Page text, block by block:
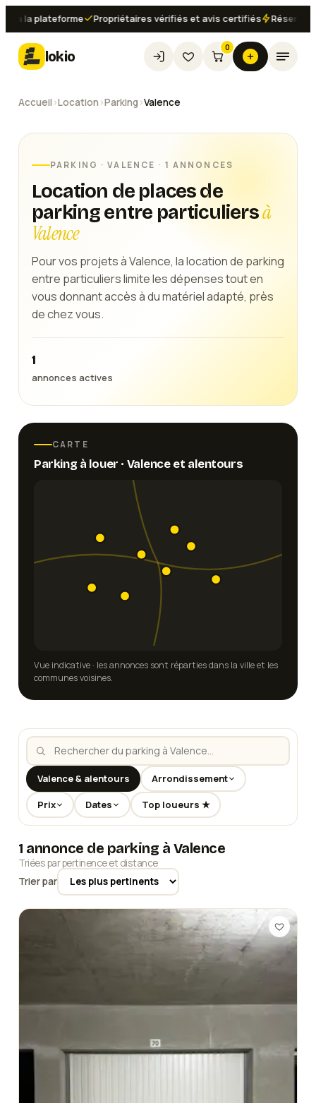
la plateforme Propriétaires vérifiés et avis certifiés Réservation
lokio
0
Accueil ›Location ›Parking›Valence
PARKING ·VALENCE · 1 ANNONCES
Location de places de
parking entre particuliersà
Valence
Pour vos projets à Valence, la location de parking
entre particuliers limite les dépenses tout en
vous donnant accès à du matériel adapté, près
de chez vous.
1
annonces actives
CARTE
Parking à louer · Valenceet alentours
Vue indicative · les annonces sont réparties dans la ville et les
communes voisines.
Valence & alentours Arrondissement
Prix Dates Top loueurs ★
1 annonce de parking à Valence
Triées par pertinence et distance
Trier par